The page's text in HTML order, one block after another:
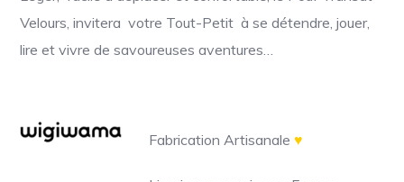
Velours, invitera votre Tout-Petit à se détendre, jouer,
lire et vivre de savoureuses aventures…
Fabrication Artisanale♥